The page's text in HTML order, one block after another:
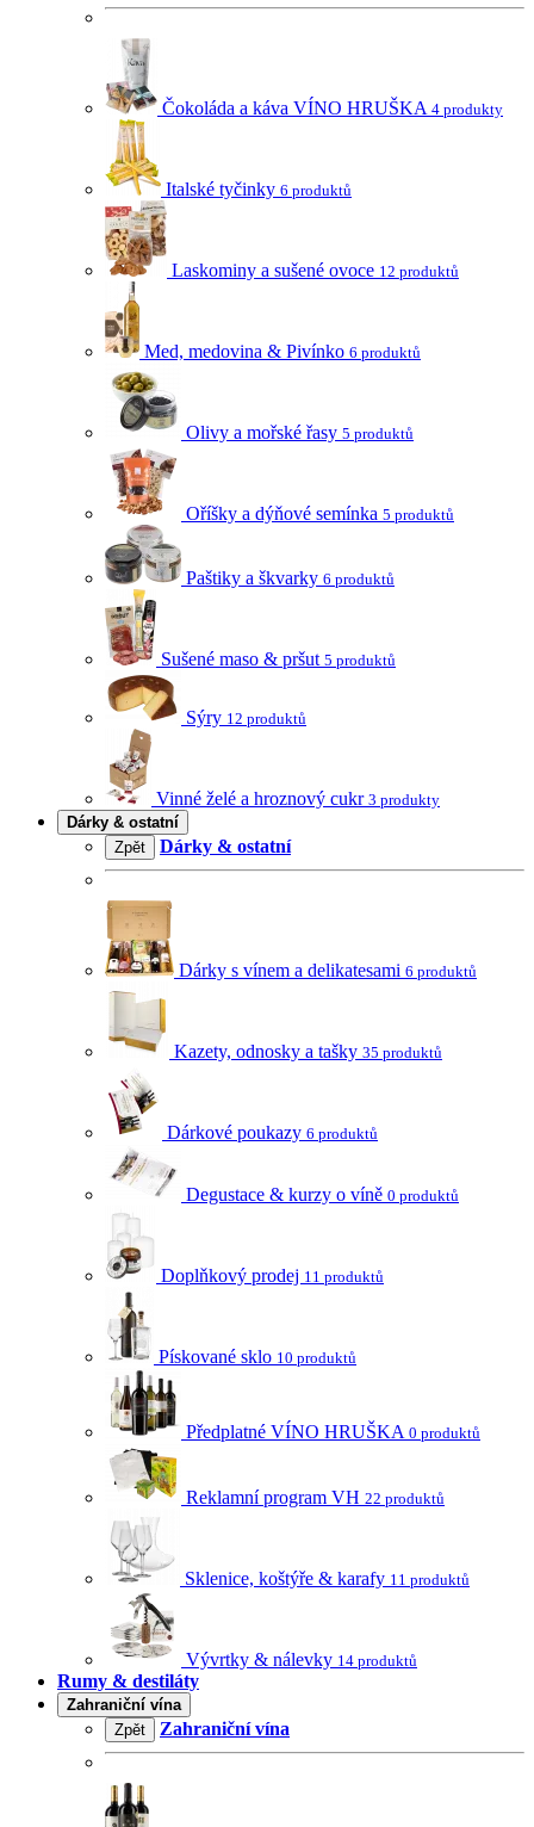
Čokoláda a káva VÍNO HRUŠKA 4 produkty
Italské tyčinky 6 produktů
Laskominy a sušené ovoce 12 produktů
Med, medovina & Pivínko 6 produktů
Olivy a mořské řasy 5 produktů
Oříšky a dýňové semínka 5 produktů
Paštiky a škvarky 6 produktů
Sušené maso & pršut 5 produktů
Sýry 12 produktů
Vinné želé a hroznový cukr 3 produkty
Dárky & ostatní
Zpět
Dárky & ostatní
Dárky s vínem a delikatesami 6 produktů
Kazety, odnosky a tašky 35 produktů
Dárkové poukazy 6 produktů
Degustace & kurzy o víně 0 produktů
Doplňkový prodej 11 produktů
Pískované sklo 10 produktů
Předplatné VÍNO HRUŠKA 0 produktů
Reklamní program VH 22 produktů
Sklenice, koštýře & karafy 11 produktů
Vývrtky & nálevky 14 produktů
Rumy & destiláty
Zahraniční vína
Zpět
Zahraniční vína